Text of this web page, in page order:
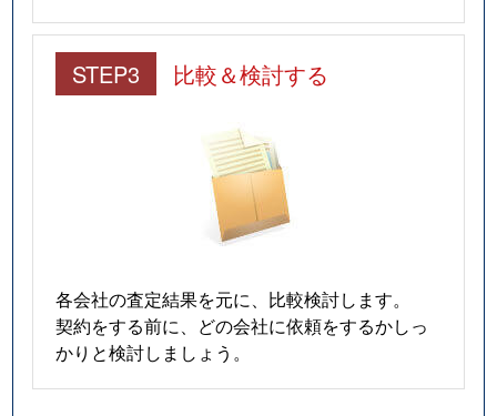
STEP3 比較＆検討する
各会社の査定結果を元に、比較検討します。
契約をする前に、どの会社に依頼をするかしっ
かりと検討しましょう。